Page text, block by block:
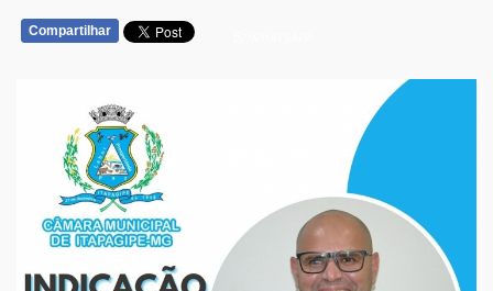
Compartilhar